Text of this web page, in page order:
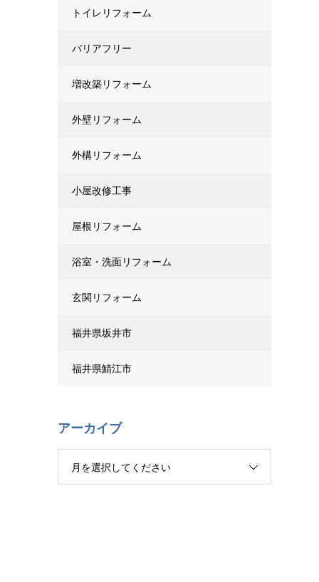
トイレリフォーム
バリアフリー
増改築リフォーム
外壁リフォーム
外構リフォーム
小屋改修工事
屋根リフォーム
浴室・洗面リフォーム
玄関リフォーム
福井県坂井市
福井県鯖江市
アーカイブ
月を選択してください